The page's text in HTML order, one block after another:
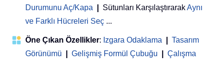
Durumunu Aç/Kapa
Sütunları KarşılaştırarakAynı
ve Farklı Hücreleri Seç ...
Öne Çıkan Özellikler: Izgara Odaklama
Tasarım
Görünümü
Gelişmiş Formül Çubuğu
Çalışma